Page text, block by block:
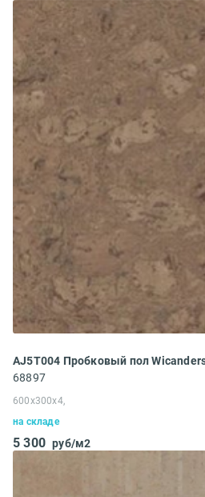
AJ5T004 Пробковый пол
68897
600x300x4,
на складе
5 300 руб/м2